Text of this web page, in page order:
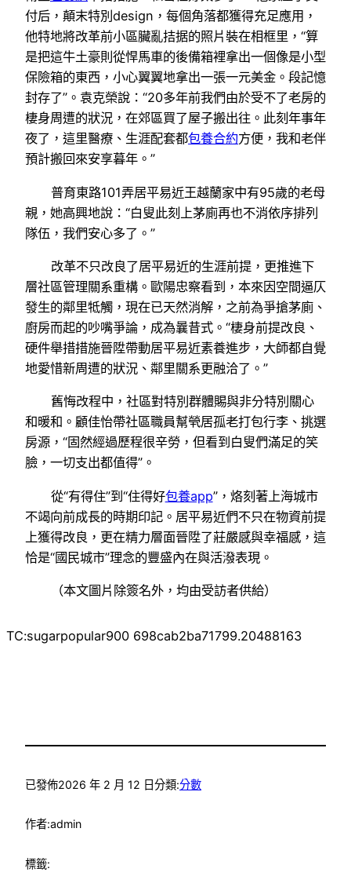
付后，顛末特別design，每個角落都獲得充足應用，
他特地將改革前小區臟亂拮据的照片裝在相框里，“算
是把這牛土豪則從悍馬車的後備箱裡拿出一個像是小型
保險箱的東西，小心翼翼地拿出一張一元美金。段記憶
封存了”。袁克榮說：“20多年前我們由於受不了老房的
棲身周遭的狀況，在郊區買了屋子搬出往。此刻年事年
夜了，這里醫療、生涯配套都包養合約方便，我和老伴
預計搬回來安享暮年。”
普育東路101弄居平易近王越蘭家中有95歲的老母
親，她高興地說：“白叟此刻上茅廁再也不消依序排列
隊伍，我們安心多了。”
改革不只改良了居平易近的生涯前提，更推進下
層社區管理關系重構。歐陽忠察看到，本來因空間逼仄
發生的鄰里牴觸，現在已天然消解，之前為爭搶茅廁、
廚房而起的吵嘴爭論，成為曩昔式。“棲身前提改良、
硬件舉措措施晉陞帶動居平易近素養進步，大師都自覺
地愛惜新周遭的狀況、鄰里關系更融洽了。”
舊悔改程中，社區對特別群體賜與非分特別關心
和暖和。顧佳怡帶社區職員幫煢居孤老打包行李、挑選
房源，“固然經過歷程很辛勞，但看到白叟們滿足的笑
臉，一切支出都值得”。
從“有得住”到“住得好包養app”，烙刻著上海城市
不竭向前成長的時期印記。居平易近們不只在物資前提
上獲得改良，更在精力層面晉陞了莊嚴感與幸福感，這
恰是“國民城市”理念的豐盛內在與活潑表現。
（本文圖片除簽名外，均由受訪者供給）
TC:sugarpopular900 698cab2ba71799.20488163
已發佈2026 年 2 月 12 日分類:分數
作者:admin
標籤: